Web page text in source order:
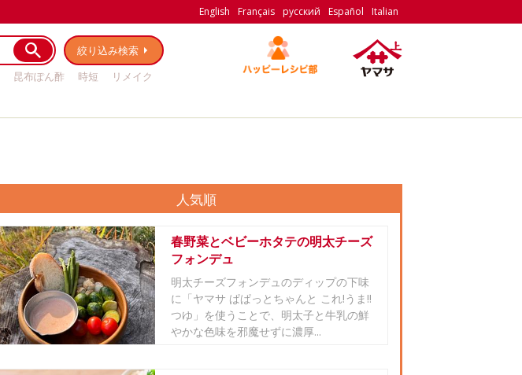
English Français русский Español Italian
絞り込み検索
昆布ぽん酢 時短
リメイク
人気順
春野菜とベビーホタテの明太チーズ
フォンデュ
明太チーズフォンデュのディップの下味
に「ヤマサ ぱぱっとちゃんと これ!うま!!
つゆ」を使うことで、明太子と牛乳の鮮
やかな色味を邪魔せずに濃厚...